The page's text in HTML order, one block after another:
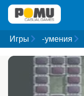
Игры -умения